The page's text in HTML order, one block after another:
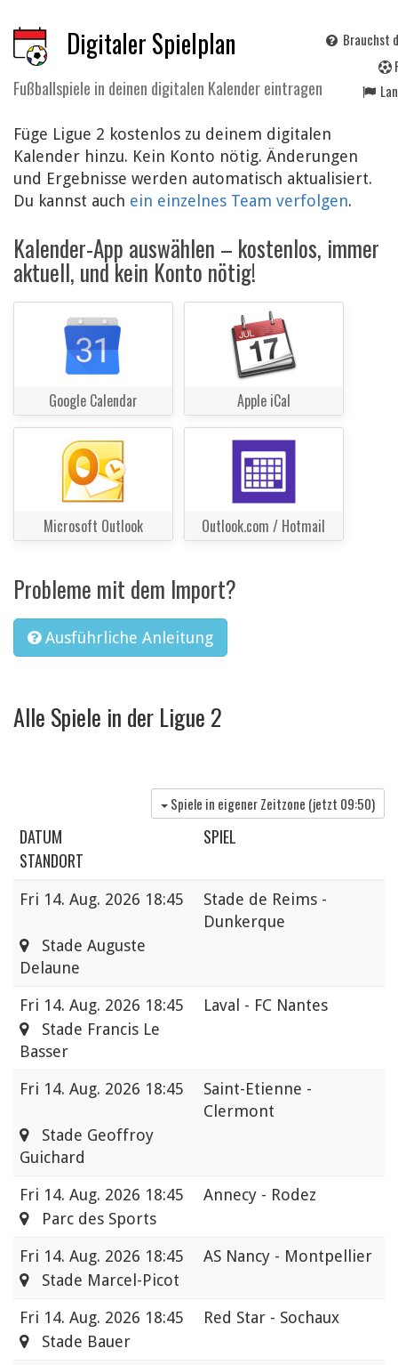
Digitaler Spielplan
Fußballspiele in deinen digitalen Kalender eintragen
Brauchst
Füge Ligue 2 kostenlos zu deinem digitalen
Kalender hinzu. Kein Konto nötig. Änderungen
und Ergebnisse werden automatisch aktualisiert.
Du kannst auch ein einzelnes Team verfolgen.
Kalender-App auswählen – kostenlos, immer
aktuell, und kein Konto nötig!
Google Calendar Apple iCal
Microsoft Outlook Outlook.com / Hotmail
Probleme mit dem Import?
Ausführliche Anleitung
Alle Spiele in der Ligue 2
Spiele in eigener Zeitzone (jetzt 09:50)
DATUM
SPIEL
STANDORT
Fri 14. Aug. 2026 18:45
Stade de Reims -
Dunkerque
Stade Auguste
Delaune
Fri 14. Aug. 2026 18:45
Laval - FC Nantes
Stade Francis Le
Basser
Fri 14. Aug. 2026 18:45
Saint-Etienne -
Clermont
Stade Geoffroy
Guichard
Fri 14. Aug. 2026 18:45
Annecy - Rodez
Parc des Sports
Fri 14. Aug. 2026 18:45
AS Nancy - Montpellier
Stade Marcel-Picot
Fri 14. Aug. 2026 18:45
Red Star - Sochaux
Stade Bauer